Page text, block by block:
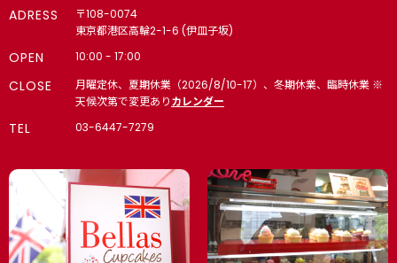
ADRESS
〒108-0074
東京都港区高輪2-1-6 (伊皿子坂)
OPEN 10:00 - 17:00
CLOSE
月曜定休、夏期休業（2026/8/10-17）、冬期休業、臨時休業 ※
天候次第で変更ありカレンダー
TEL 03-6447-7279